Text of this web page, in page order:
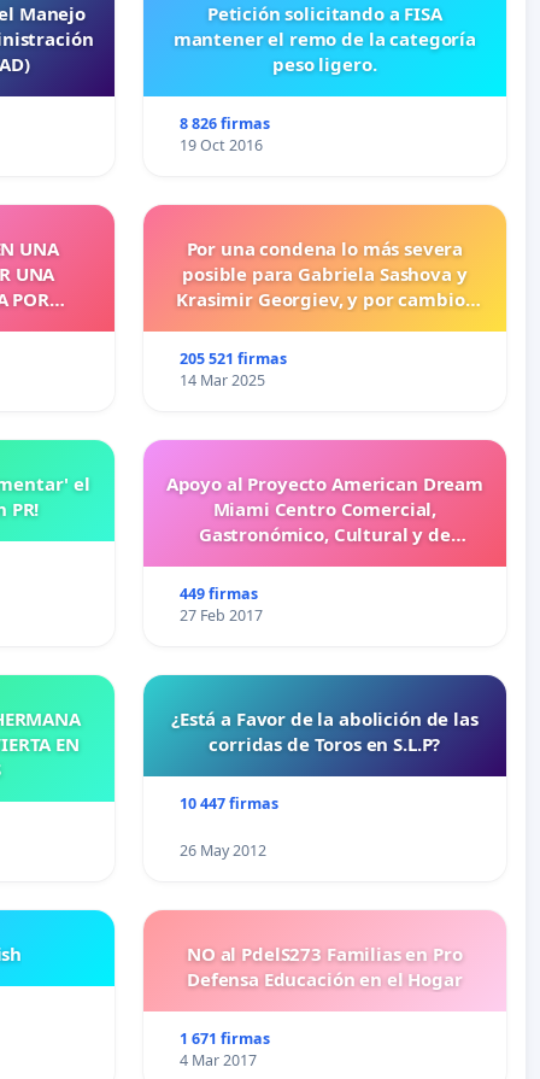
Manejo
Petición solicitando a FISA
mantener el remo de la categoría
peso ligero.
8 826 firmas
19 Oct 2016
UNA
UNA
POR
Por una condena lo más severa
posible para Gabriela Sashova y
Krasimir Georgiev, y por cambios
más duras para los crímenes
cometidos contra los animales.
205 521 firmas
14 Mar 2025
el
PR!
Apoyo al Proyecto American Dream
Miami Centro Comercial,
Gastronómico, Cultural y de
449 firmas
27 Feb 2017
EN
¿Está a Favor de la abolición de las
corridas de Toros en S.L.P?
10 447 firmas
26 May 2012
NO al PdelS273 Familias en Pro
Defensa Educación en el Hogar
1 671 firmas
4 Mar 2017